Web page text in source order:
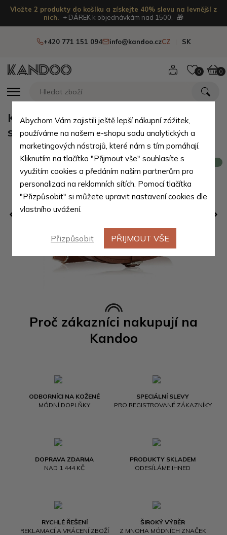
Vložte 2 produkty do košíku a získejte 40% slevu na levnější z
nich.
+ DÁREK k objednávkám nad 1500,- 🎁
+420 771 151 094 info@kandoo.czCZ SK
0 0
Proč zákazníci nakupují na
Kandoo
ODBORNÍCI NA KOŽENÉ
MÓDNÍ DOPLŇKY
SPECIÁLNÍ SLEVY
PRO REGISTROVANÉ ZÁKAZNÍKY
DOPRAVA ZDARMA
NAD 1 444 KČ
PRODUKTY SKLADEM
ODESÍLÁME IHNED
RYCHLÉ ŘEŠENÍ
REKLAMACÍ A VRÁCENÍ ZBOŽÍ
ŠIROKÝ VÝBĚR
Z MNOHA MÓDNÍCH ZNAČEK
Koňaková dámská kožená kabelka
s klopou Madina
Abychom Vám zajistili ještě lepší nákupní zážitek,
používáme na našem e-shopu sadu analytických a
marketingových nástrojů, které nám s tím pomáhají.
Kliknutím na tlačítko "Přijmout vše" souhlasíte s
využitím cookies a předáním našim partnerům pro
personalizaci na reklamních sítích. Pomocí tlačítka
"Přizpůsobit" si můžete upravit nastavení cookies dle
vlastního uvážení.
Přizpůsobit PŘIJMOUT VŠE